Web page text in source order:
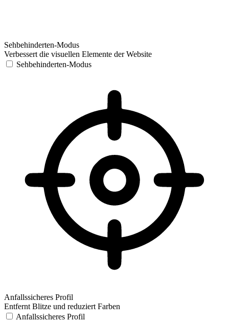
Sehbehinderten-Modus
Verbessert die visuellen Elemente der Website
Sehbehinderten-Modus
Anfallssicheres Profil
Entfernt Blitze und reduziert Farben
Anfallssicheres Profil